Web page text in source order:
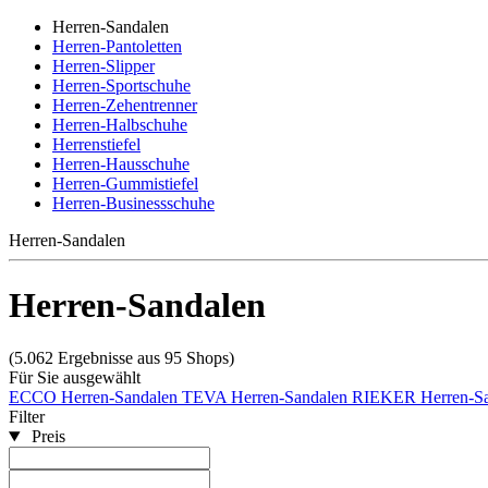
Herren-Sandalen
Herren-Pantoletten
Herren-Slipper
Herren-Sportschuhe
Herren-Zehentrenner
Herren-Halbschuhe
Herrenstiefel
Herren-Hausschuhe
Herren-Gummistiefel
Herren-Businessschuhe
Herren-Sandalen
Herren-Sandalen
(5.062 Ergebnisse aus 95 Shops)
Für Sie ausgewählt
ECCO Herren-Sandalen TEVA Herren-Sandalen RIEKER Herren-
Filter
Preis